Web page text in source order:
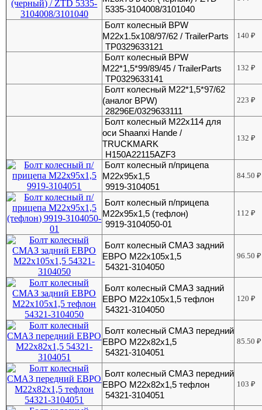
5335-3104008/3101040
Болт колесный BPW
M22x1.5x108/97/62 / TrailerParts
TP0329633121
140₽
Болт колесный BPW
М22*1,5*99/89/45 / TrailerParts
TP0329633141
132₽
Болт колесный М22*1,5*97/62
(аналог BPW)
28296E/0329633111
223₽
Болт колесный М22х114 для
оси Shaanxi Hande /
TRUCKMARK
H150A22115AZF3
132₽
Болт колесный п/прицепа
М22х95х1,5
9919-3104051
84.50₽
Болт колесный п/прицепа
М22х95х1,5 (тефлон)
9919-3104050-01
112₽
Болт колесный СМАЗ задний
ЕВРО М22x105x1,5
54321-3104050
96.50₽
Болт колесный СМАЗ задний
ЕВРО М22х105х1,5 тефлон
54321-3104050
120₽
Болт колесный СМАЗ передний
ЕВРО М22х82х1,5
54321-3104051
85.50₽
Болт колесный СМАЗ передний
ЕВРО М22х82х1,5 тефлон
54321-3104051
103₽